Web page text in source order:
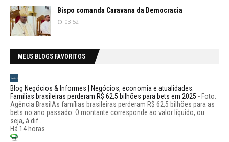
Bispo comanda Caravana da Democracia
03:52
MEUS BLOGS FAVORITOS
Blog Negócios & Informes | Negócios, economia e atualidades.
Famílias brasileiras perderam R$ 62,5 bilhões para bets em 2025 - Foto:
Agência BrasilAs famílias brasileiras perderam R$ 62,5 bilhões para as
bets no ano passado. O montante corresponde ao valor líquido, ou
seja, à dif...
Há 14 horas